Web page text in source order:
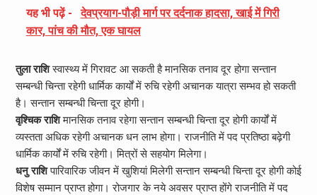
यह भी पढ़ें -
देवप्रयाग-पौड़ी मार्ग पर दर्दनाक हादसा, खाई में गिरी
कार, पांच की मौत, एक घायल
तुला राशिस्वास्थ्य में गिरावट आ सकती है मानसिक तनाव दूर होगा सन्तान
सम्बन्धी चिन्ता रहेगी धार्मिक कार्यों में रुचि रहेगी अचानक यात्रा सम्भव हो सकती
है। सन्तान सम्बन्धी चिन्ता दूर होगी।
वृश्चिक राशिमानसिक तनाव रहेगा सन्तान सम्बन्धी चिन्ता दूर होगी कार्यों में
व्यस्तता अधिक रहेगी अचानक धन लाभ होगा। राजनीति में पद प्रतिष्ठा बढ़ेगी
धार्मिक कार्यों में रुचि रहेगी। मित्रों से सहयोग मिलेगा।
धनु राशिपारिवारिक जीवन में खुशियां मिलेगी सन्तान सम्बन्धी चिन्ता दूर होगी कोई
विशेष सम्मान प्राप्त होगा। रोजगार के नये अवसर प्राप्त होंगे राजनीति में पद